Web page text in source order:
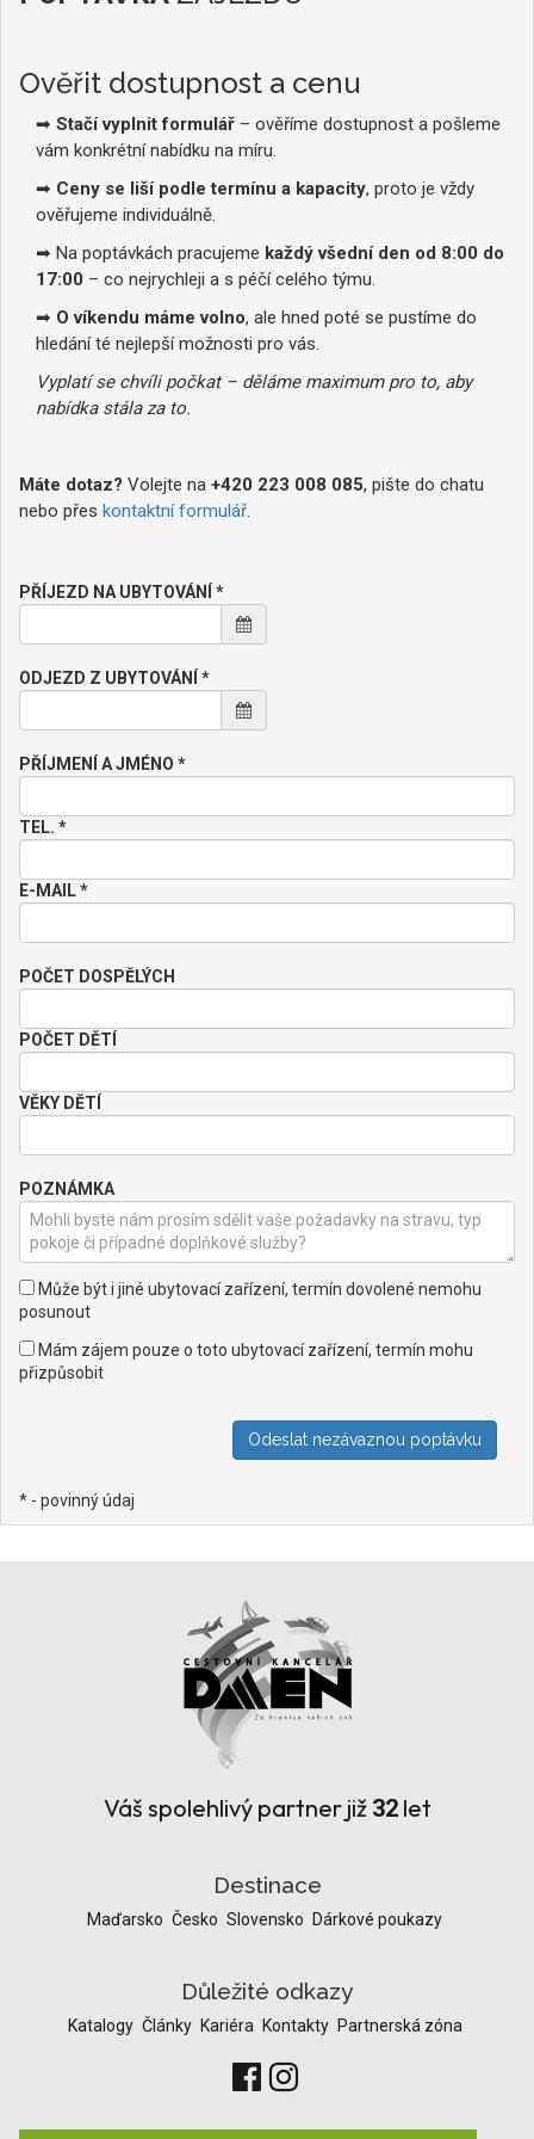
Ověřit dostupnost a cenu
➡ Stačí vyplnit formulář – ověříme dostupnost a pošleme
vám konkrétní nabídku na míru.
➡ Ceny se liší podle termínu a kapacity, proto je vždy
ověřujeme individuálně.
➡ Na poptávkách pracujeme každý všední den od 8:00 do
17:00 – co nejrychleji a s péčí celého týmu.
➡ O víkendu máme volno, ale hned poté se pustíme do
hledání té nejlepší možnosti pro vás.
Vyplatí se chvíli počkat – děláme maximum pro to, aby
nabídka stála za to.
Máte dotaz? Volejte na +420 223 008 085, pište do chatu
nebo přes kontaktní formulář.
PŘÍJEZD NA UBYTOVÁNÍ *
ODJEZD Z UBYTOVÁNÍ *
PŘÍJMENÍ A JMÉNO *
TEL. *
E-MAIL *
POČET DOSPĚLÝCH
POČET DĚTÍ
VĚKY DĚTÍ
POZNÁMKA
Může být i jiné ubytovací zařízení, termín dovolené nemohu
posunout
Mám zájem pouze o toto ubytovací zařízení, termín mohu
přizpůsobit
* - povinný údaj
Váš spolehlivý partner již 32let
Destinace
Maďarsko Česko Slovensko Dárkové poukazy
Důležité odkazy
Katalogy Články Kariéra Kontakty Partnerská zóna